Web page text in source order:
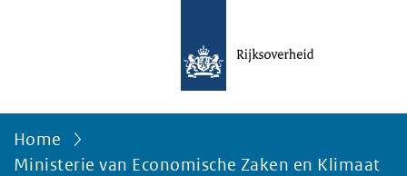
Home
Ministerie van Economische Zaken en Klimaat